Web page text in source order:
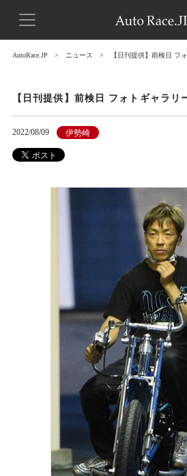
AutoRace.JP ニュース 【日刊提供】前検日 フ
【日刊提供】前検日 フォトギャラリ
2022/08/09 伊勢崎